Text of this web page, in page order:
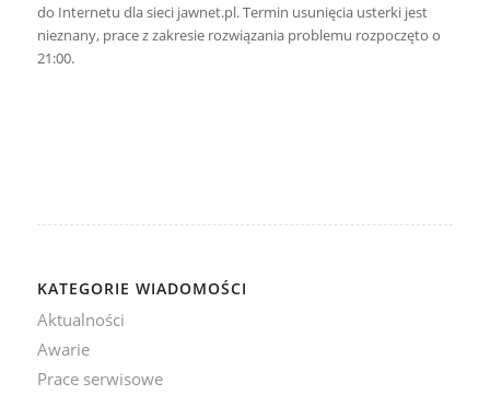
do Internetu dla sieci jawnet.pl. Termin usunięcia usterki jest
nieznany, prace z zakresie rozwiązania problemu rozpoczęto o
21:00.
KATEGORIE WIADOMOŚCI
Aktualności
Awarie
Prace serwisowe